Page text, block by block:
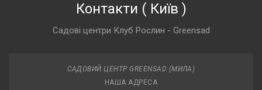
Контакти ( Київ )
Садові центри Клуб Рослин - Greensad
САДОВИЙ ЦЕНТР GREENSAD (МИЛА)
НАША АДРЕСА